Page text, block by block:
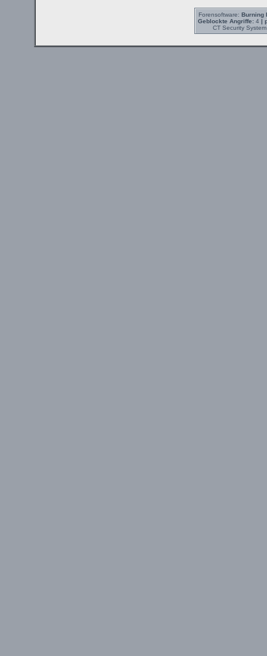
Forensoftware: Burning
Geblockte Angriffe:4 |
CT Security